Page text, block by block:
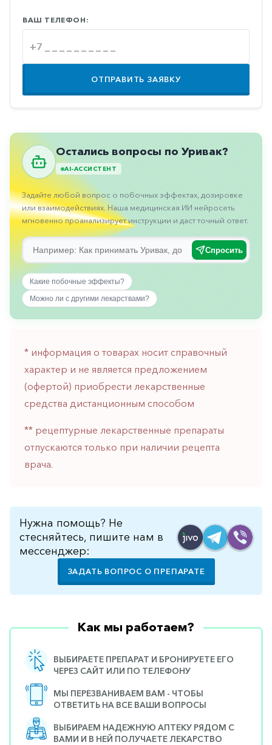
Противовоспалительные
Противогрибковые
Противоподагрические
Прочее
Пульмонология
Сердечные
Сосудистые
Тромбозы
Ухо-
горло-
Щитовидная
железа
ВАШ ТЕЛЕФОН:
ОТПРАВИТЬ ЗАЯВКУ
Остались вопросы по Уривак?
AI-АССИСТЕНТ
Задайте любой вопрос о побочных эффектах, дозировке
или взаимодействиях. Наша медицинская ИИ нейросеть
мгновенно проанализирует инструкции и даст точный ответ.
Спросить
Какие побочные эффекты?
Можно ли с другими лекарствами?
* информация о товарах носит справочный
характер и не является предложением
(офертой) приобрести лекарственные
средства дистанционным способом
** рецептурные лекарственные препараты
отпускаются только при наличии рецепта
врача.
Нужна помощь? Не
стесняйтесь, пишите нам в
мессенджер:
ЗАДАТЬ ВОПРОС О ПРЕПАРАТЕ
Как мы работаем?
ВЫБИРАЕТЕ ПРЕПАРАТ И БРОНИРУЕТЕ ЕГО
ЧЕРЕЗ САЙТ ИЛИ ПО ТЕЛЕФОНУ
МЫ ПЕРЕЗВАНИВАЕМ ВАМ - ЧТОБЫ
ОТВЕТИТЬ НА ВСЕ ВАШИ ВОПРОСЫ
ВЫБИРАЕМ НАДЕЖНУЮ АПТЕКУ РЯДОМ С
ВАМИ И В НЕЙ ПОЛУЧАЕТЕ ЛЕКАРСТВО